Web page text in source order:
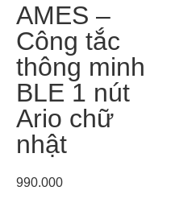
AMES –
Công tắc
thông minh
BLE 1 nút
Ario chữ
nhật
990.000